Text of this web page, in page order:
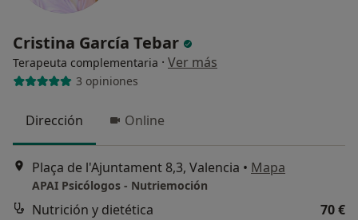
Cristina García Tebar
Terapeuta complementaria · Ver más
3 opiniones
Dirección Online
Plaça de l'Ajuntament 8,3, Valencia • Mapa
APAI Psicólogos - Nutriemoción
Nutrición y dietética
70 €